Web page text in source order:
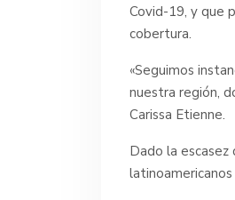
Covid-19, y que
cobertura.
«Seguimos
nuestra región,
Carissa Etienne.
Dado la escasez